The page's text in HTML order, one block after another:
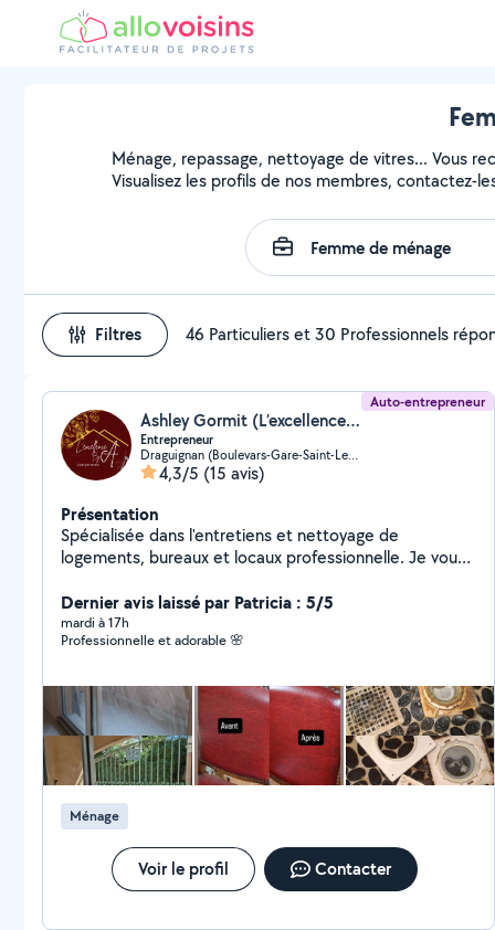
Ménage, repassage, nettoyage de vitres... Vous
Visualisez les profils de nos membres, contactez-
Filtres 46 Particuliers et 30 Professionnels
Auto-entrepreneur
Ashley Gormit (L’excellence By A)
Entrepreneur
Draguignan (Boulevars-Gare-Saint-Leger-Chabrand)
4,3/5 (15 avis)
Présentation
Spécialisée dans l'entretiens et nettoyage de
logements, bureaux et locaux professionnelle. Je vous
Nettoyage fin de chantier -Remise en état -Entretien
régulier -Vitrerie -Nettoyages en profondeurs -
Rangement & organisation -Repassage et bien plus
priorités. H&'Clean la propreté au service de votre
tranquillité.
Dernier avis laissé par Patricia : 5/5
mardi à 17h
Professionnelle et adorable 🌸
Ménage
Voir le profil Contacter